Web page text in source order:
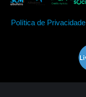
Política de Privacidade